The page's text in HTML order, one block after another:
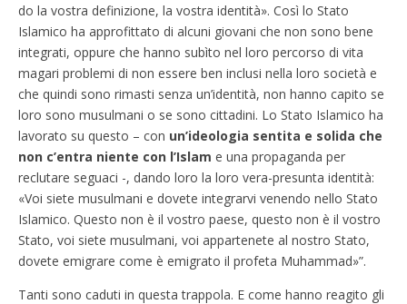
do la vostra definizione, la vostra identità». Così lo Stato
Islamico ha approfittato di alcuni giovani che non sono bene
integrati, oppure che hanno subìto nel loro percorso di vita
magari problemi di non essere ben inclusi nella loro società e
che quindi sono rimasti senza un’identità, non hanno capito se
loro sono musulmani o se sono cittadini. Lo Stato Islamico ha
lavorato su questo – con un’ideologia sentita e solida che
non c’entra niente con l’Islam e una propaganda per
reclutare seguaci -, dando loro la loro vera-presunta identità:
«Voi siete musulmani e dovete integrarvi venendo nello Stato
Islamico. Questo non è il vostro paese, questo non è il vostro
Stato, voi siete musulmani, voi appartenete al nostro Stato,
dovete emigrare come è emigrato il profeta Muhammad»”.
Tanti sono caduti in questa trappola. E come hanno reagito gli